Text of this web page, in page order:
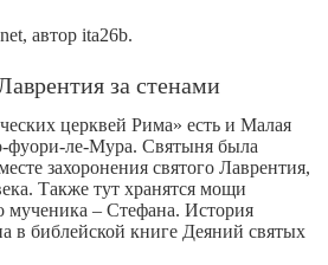
автор ita26b.
за стенами
церквей Рима» есть и Малая
фуори-ле-Мура. Святыня была
захоронения святого Лаврентия,
Также тут хранятся мощи
мученика – Стефана. История
в библейской книге Деяний святых